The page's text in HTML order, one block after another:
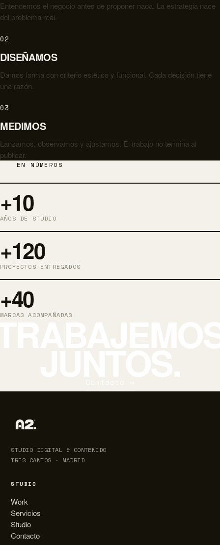
Entendemos el negocio antes de proponer nada. La estrategia nace
del problema real.
02
DISEÑAMOS
Damos forma con criterio estético y funcional. Cada decisión tiene
una razón.
03
MEDIMOS
Lanzamos, observamos y ajustamos. El trabajo no termina al
publicar.
EN NÚMEROS
+10
AÑOS DE STUDIO
+120
PROYECTOS ENTREGADOS
+40
MARCAS ACOMPAÑADAS
STUDIO DIGITAL & CONTENIDO
TRES CANTOS · MADRID
STUDIO
Work
Servicios
Studio
Contacto